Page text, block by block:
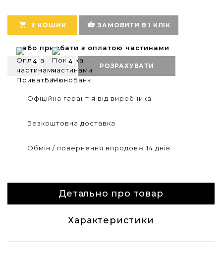
 У КОШИК shopping_basket ЗАМОВИТИ В 1 КЛІК
або придбати з оплатою частинами
4 4
РОЗРАХУВАТИ
Офіційна гарантія від виробника
Безкоштовна доставка
Обмін / повернення впродовж 14 днів
Детально про товар
Характеристики